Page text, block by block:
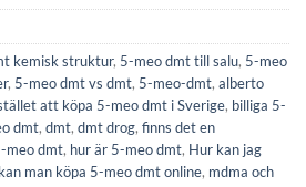
kemisk struktur, 5-meo dmt till salu, 5-meo
, 5-meo dmt vs dmt, 5-meo-dmt, alberto
att köpa 5-meo dmt i Sverige, billiga 5-
dmt, dmt, dmt drog, finns det en
meo dmt, hur är 5-meo dmt, Hur kan jag
kan man köpa 5-meo dmt online, mdma och